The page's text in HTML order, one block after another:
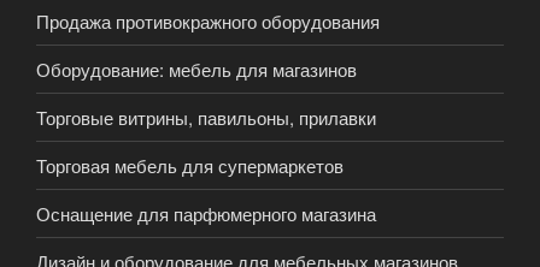
Продажа противокражного оборудования
Оборудование: мебель для магазинов
Торговые витрины, павильоны, прилавки
Торговая мебель для супермаркетов
Оснащение для парфюмерного магазина
Дизайн и оборудование для мебельных магазинов